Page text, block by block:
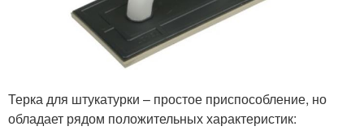
Терка для штукатурки – простое приспособление, но
обладает рядом положительных характеристик: